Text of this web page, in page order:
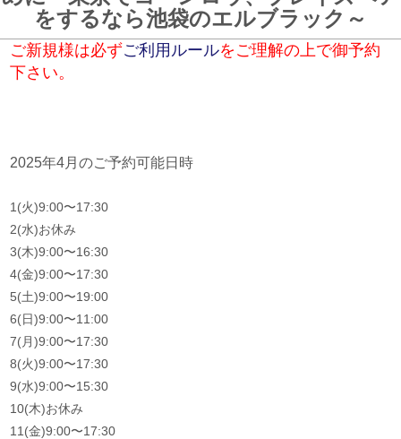
をするなら池袋のエルブラック～
ご新規様は必ずご利用ルールをご理解の上で御予約
下さい。
2025年4月のご予約可能日時
1(火)9:00〜17:30
2(水)お休み
3(木)9:00〜16:30
4(金)9:00〜17:30
5(土)9:00〜19:00
6(日)9:00〜11:00
7(月)9:00〜17:30
8(火)9:00〜17:30
9(水)9:00〜15:30
10(木)お休み
11(金)9:00〜17:30